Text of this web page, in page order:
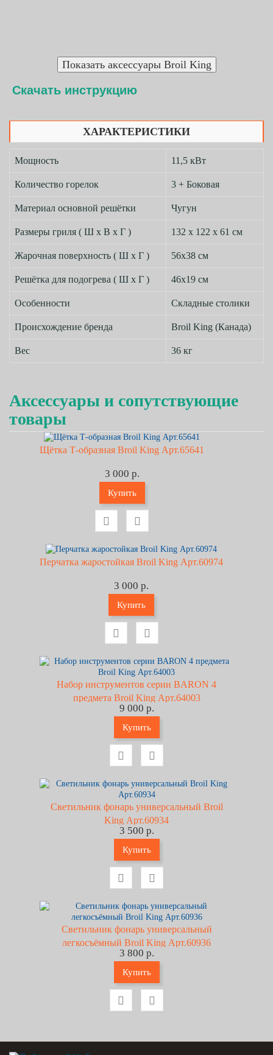
Скачать инструкцию
ХАРАКТЕРИСТИКИ
Мощность 11,5 кВт
Количество горелок 3 + Боковая
Материал основной решётки Чугун
Размеры гриля ( Ш х В х Г ) 132 х 122 х 61 см
Жарочная поверхность ( Ш х Г ) 56х38 см
Решётка для подогрева ( Ш х Г ) 46х19 см
Особенности Складные столики
Происхождение бренда Broil King (Канада)
Вес 36 кг
Аксессуары и сопутствующие
товары
Щётка Т-образная Broil King Арт.65641
3 000 р.
Купить
Перчатка жаростойкая Broil King Арт.60974
3 000 р.
Купить
Набор инструментов серии BARON 4
предмета Broil King Арт.64003
9 000 р.
Купить
Светильник фонарь универсальный Broil
King Арт.60934
3 500 р.
Купить
Светильник фонарь универсальный
легкосъёмный Broil King Арт.60936
3 800 р.
Купить